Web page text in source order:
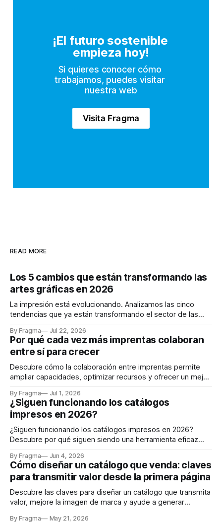
¡El futuro sostenible
empieza hoy!
Si quieres conocer cómo
trabajamos, puedes visitar
nuestra web
Visita Fragma
READ MORE
Los 5 cambios que están transformando las
artes gráficas en 2026
La impresión está evolucionando. Analizamos las cinco
tendencias que ya están transformando el sector de las
By Fragma Jul 22, 2026
Por qué cada vez más imprentas colaboran
entre sí para crecer
Descubre cómo la colaboración entre imprentas permite
ampliar capacidades, optimizar recursos y ofrecer un mejor
By Fragma Jul 1, 2026
¿Siguen funcionando los catálogos
impresos en 2026?
¿Siguen funcionando los catálogos impresos en 2026?
Descubre por qué siguen siendo una herramienta eficaz
By Fragma Jun 4, 2026
Cómo diseñar un catálogo que venda: claves
para transmitir valor desde la primera página
Descubre las claves para diseñar un catálogo que transmita
valor, mejore la imagen de marca y ayude a generar
By Fragma May 21, 2026